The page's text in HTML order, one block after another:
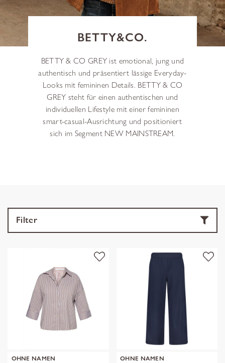
BETTY&CO.
BETTY & CO GREY ist emotional, jung und
authentisch und präsentiert lässige Everyday-
Looks mit femininen Details. BETTY & CO
GREY steht für einen authentischen und
individuellen Lifestyle mit einer femininen
smart-casual-Ausrichtung und positioniert
sich im Segment NEW MAINSTREAM.
Filter
OHNE NAMEN
OHNE NAMEN